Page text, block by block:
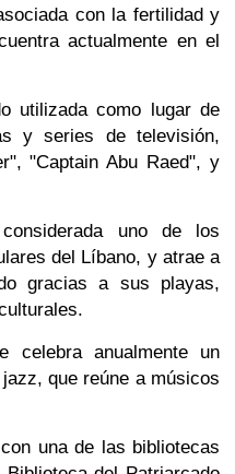
con la fertilidad y
actualmente en el
utilizada como lugar de
y series de televisión,
"Captain Abu Raed", y
uno de los
del Líbano, y atrae a
gracias a sus playas,
celebra anualmente un
que reúne a músicos
una de las bibliotecas